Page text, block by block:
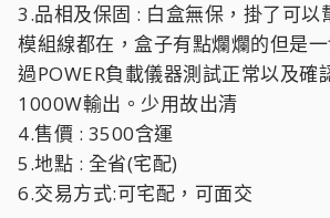
3.品相及保固 : 白盒無保，掛了可以
模組線都在，盒子有點爛爛的但是
過POWER負載儀器測試正常以及確
1000W輸出。少用故出清
4.售價 : 3500含運
5.地點 : 全省(宅配)
6.交易方式:可宅配，可面交